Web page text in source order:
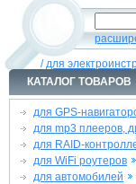
/для
КАТАЛОГ ТОВАРОВ
для GPS-
для mp3 плееров,
для RAID-
для WiFi роутеров
для автомобилей